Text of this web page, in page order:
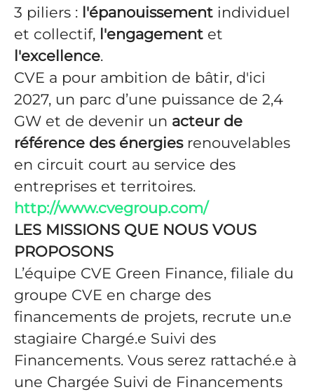
3 piliers : l'épanouissement individuel
et collectif, l'engagement et
l'excellence.
CVE a pour ambition de bâtir, d'ici
2027, un parc d’une puissance de 2,4
GW et de devenir un acteur de
référence des énergiesrenouvelables
en circuit court au service des
entreprises et territoires.
http://www.cvegroup.com/
LES MISSIONS QUE NOUS VOUS
PROPOSONS
L’équipe CVE Green Finance, filiale du
groupe CVE en charge des
financements de projets, recrute un.e
stagiaire Chargé.e Suivi des
Financements. Vous serez rattaché.e à
une Chargée Suivi de Financements